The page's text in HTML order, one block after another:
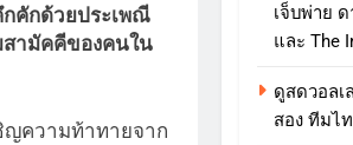
คักด้วยประเพณี
สามัคคีของคนใน
ญความท้าทายจาก
เจ็บพ่าย
และ The
ดูสดวอลเ
สอง ทีมไ